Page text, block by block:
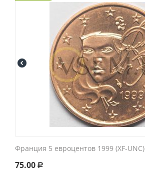
Франция 5 евроцентов 1999 (XF-UNC)
75.00 Р